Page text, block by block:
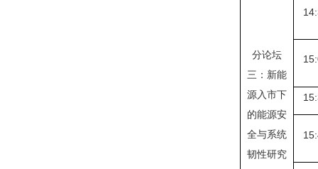
分论坛
三：新能
源入市下
的能源安
全与系统
韧性研究